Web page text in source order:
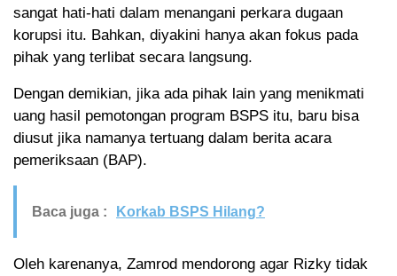
sangat hati-hati dalam menangani perkara dugaan
korupsi itu. Bahkan, diyakini hanya akan fokus pada
pihak yang terlibat secara langsung.
Dengan demikian, jika ada pihak lain yang menikmati
uang hasil pemotongan program BSPS itu, baru bisa
diusut jika namanya tertuang dalam berita acara
pemeriksaan (BAP).
Baca juga : Korkab BSPS Hilang?
Oleh karenanya, Zamrod mendorong agar Rizky tidak